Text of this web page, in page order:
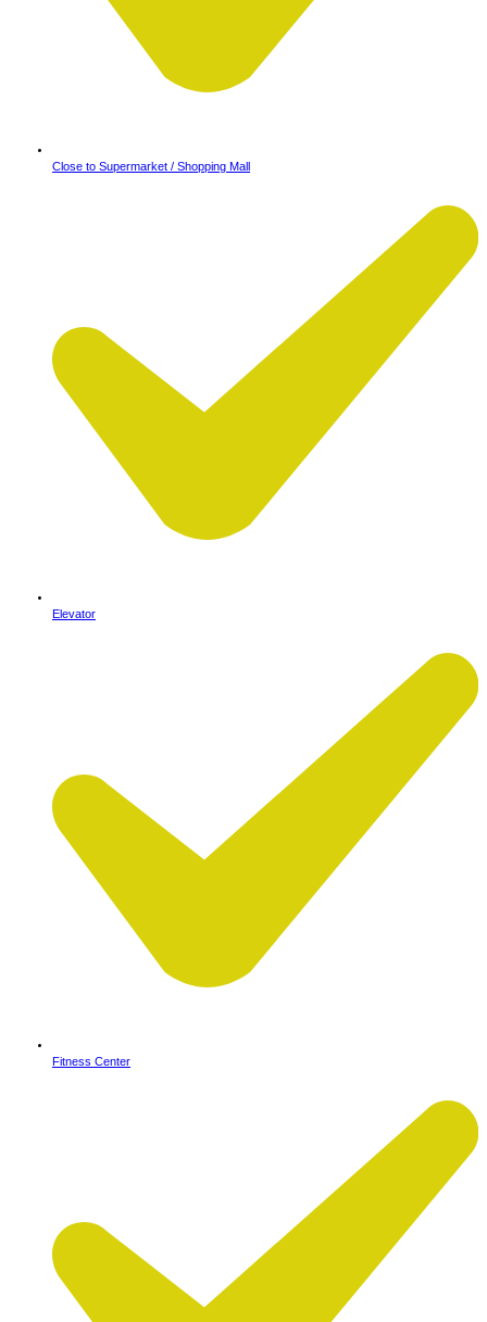
Close to Supermarket / Shopping Mall
Elevator
Fitness Center